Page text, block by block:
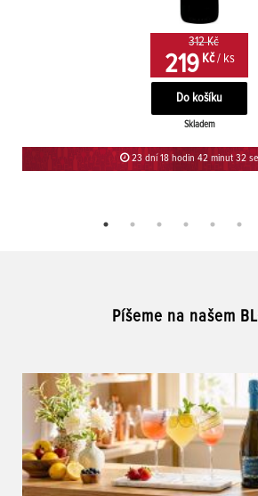
312 Kč
219Kč / ks
Skladem
23 dní 18 hodin 42 minut 32
Píšeme na našem